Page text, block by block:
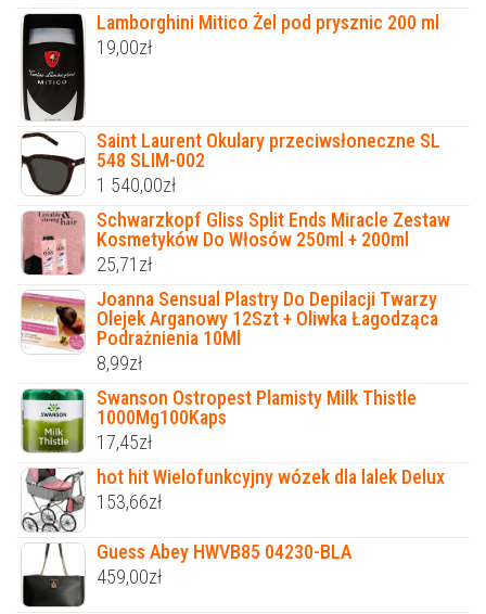
Lamborghini Mitico Żel pod prysznic 200 ml
19,00zł
Saint Laurent Okulary przeciwsłoneczne SL
548 SLIM-002
1 540,00zł
Schwarzkopf Gliss Split Ends Miracle Zestaw
Kosmetyków Do Włosów 250ml + 200ml
25,71 zł
Joanna Sensual Plastry Do Depilacji Twarzy
Olejek Arganowy 12Szt + Oliwka Łagodząca
Podrażnienia 10Ml
8,99zł
Swanson Ostropest Plamisty Milk Thistle
1000Mg100Kaps
17,45zł
hot hit Wielofunkcyjny wózek dla lalek Delux
153,66zł
Guess Abey HWVB85 04230-BLA
459,00zł